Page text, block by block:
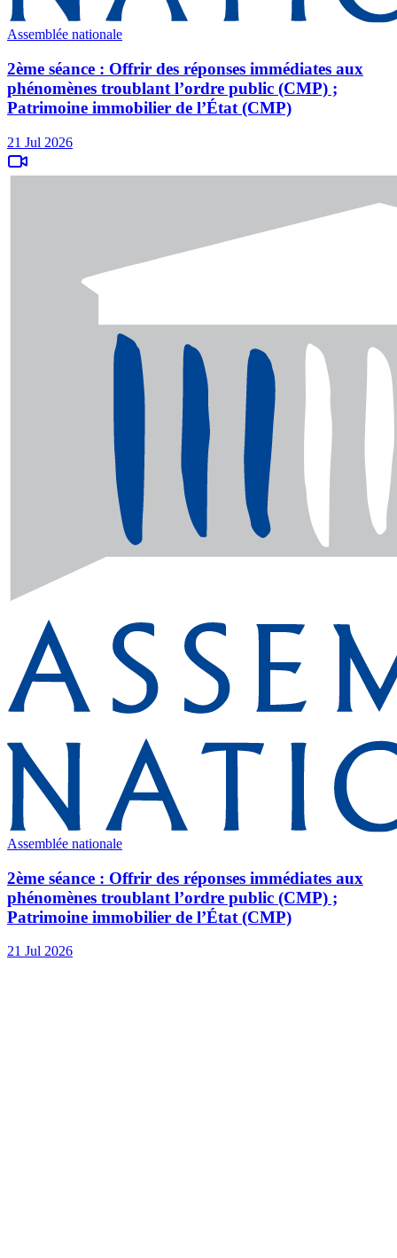
Assemblée nationale
2ème séance : Offrir des réponses immédiates aux
phénomènes troublant l’ordre public (CMP) ;
Patrimoine immobilier de l’État (CMP)
21 Jul 2026
Assemblée nationale
2ème séance : Offrir des réponses immédiates aux
phénomènes troublant l’ordre public (CMP) ;
Patrimoine immobilier de l’État (CMP)
21 Jul 2026